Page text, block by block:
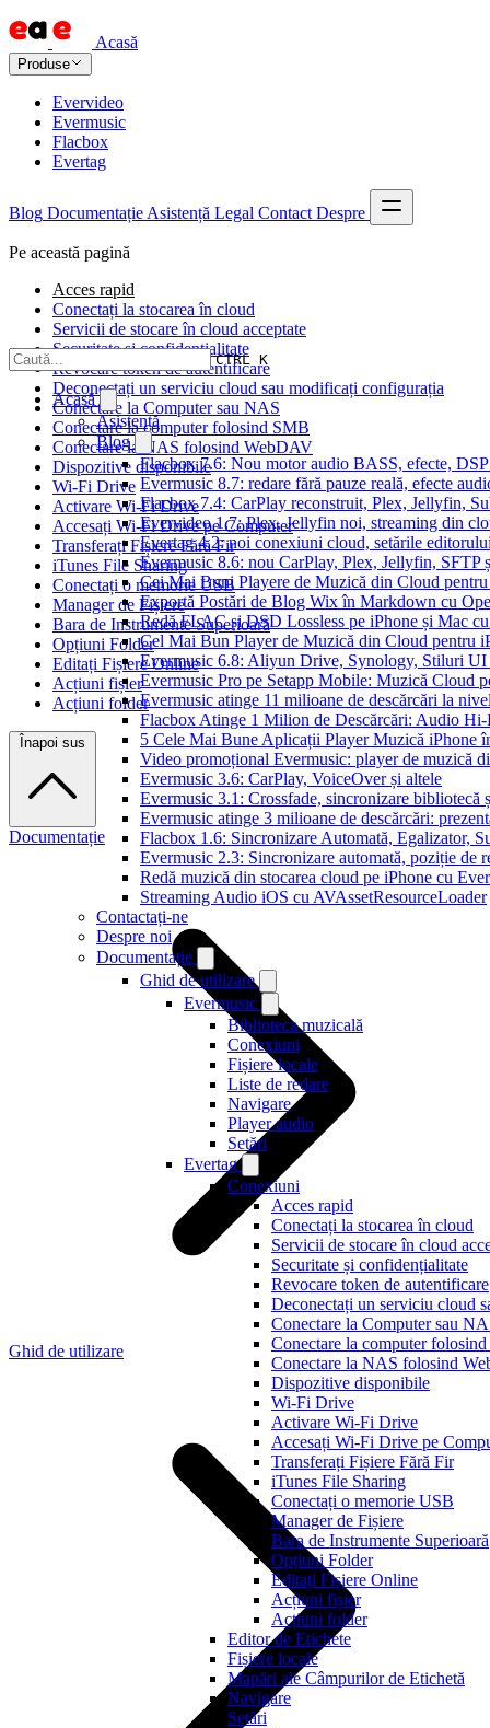
Acasă
Produse
Evervideo
Evermusic
Flacbox
Evertag
Blog Documentație Asistență Legal Contact Despre
CTRL K
Acasă
Asistență
Blog
Flacbox 7.6: Nou motor audio BASS, efecte,
Evermusic 8.7: redare fără pauze reală, efecte
Flacbox 7.4: CarPlay reconstruit, Plex, Jellyfin,
Evervideo 1.7: Plex, Jellyfin noi, streaming din
Evertag 4.2: noi conexiuni cloud, setările
Evermusic 8.6: nou CarPlay, Plex, Jellyfin, SFTP
Cei Mai Buni Playere de Muzică din Cloud
Exportă Postări de Blog Wix în Markdown cu
Redă FLAC și DSD Lossless pe iPhone și Mac
Cel Mai Bun Player de Muzică din Cloud pentru
Evermusic 6.8: Aliyun Drive, Synology, Stiluri
Evermusic Pro pe Setapp Mobile: Muzică Cloud
Evermusic atinge 11 milioane de descărcări la
Flacbox Atinge 1 Milion de Descărcări: Audio Hi-
5 Cele Mai Bune Aplicații Player Muzică iPhone
Video promoțional Evermusic: player de muzică
Evermusic 3.6: CarPlay, VoiceOver și altele
Evermusic 3.1: Crossfade, sincronizare bibliotecă
Evermusic atinge 3 milioane de descărcări:
Flacbox 1.6: Sincronizare Automată, Egalizator,
Evermusic 2.3: Sincronizare automată, poziție de
Redă muzică din stocarea cloud pe iPhone cu
Streaming Audio iOS cu AVAssetResourceLoader
Contactați-ne
Despre noi
Documentație
Ghid de utilizare
Evermusic
Biblioteca muzicală
Conexiuni
Fișiere locale
Liste de redare
Navigare
Player audio
Setări
Evertag
Conexiuni
Acces rapid
Conectați la stocarea în cloud
Servicii de stocare în cloud
Securitate și confidențialitate
Revocare token de autentificare
Deconectați un serviciu cloud
Conectare la Computer sau
Conectare la computer
Conectare la NAS folosind
Dispozitive disponibile
Wi-Fi Drive
Activare Wi-Fi Drive
Accesați Wi-Fi Drive pe
Transferați Fișiere Fără Fir
iTunes File Sharing
Conectați o memorie USB
Manager de Fișiere
Bara de Instrumente Superioară
Opțiuni Folder
Editați Fișiere Online
Acțiuni fișier
Acțiuni folder
Editor de Etichete
Fișiere locale
Mapări ale Câmpurilor de Etichetă
Navigare
Setări
Pe această pagină
Acces rapid
Conectați la stocarea în cloud
Servicii de stocare în cloud acceptate
Securitate și confidențialitate
Revocare token de autentificare
Deconectați un serviciu cloud sau modificați configurația
Conectare la Computer sau NAS
Conectare la computer folosind SMB
Conectare la NAS folosind WebDAV
Dispozitive disponibile
Wi-Fi Drive
Activare Wi-Fi Drive
Accesați Wi-Fi Drive pe Computer
Transferați Fișiere Fără Fir
iTunes File Sharing
Conectați o memorie USB
Manager de Fișiere
Bara de Instrumente Superioară
Opțiuni Folder
Editați Fișiere Online
Acțiuni fișier
Acțiuni folder
Înapoi sus
Documentație
Ghid de utilizare